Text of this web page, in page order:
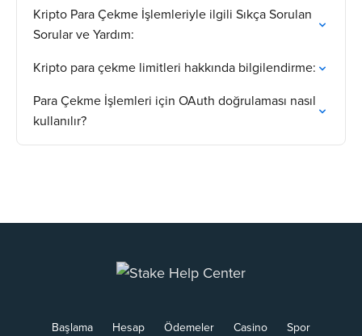
Kripto Para Çekme İşlemleriyle ilgili Sıkça Sorulan
Sorular ve Yardım:
Kripto para çekme limitleri hakkında bilgilendirme:
Para Çekme İşlemleri için OAuth doğrulaması nasıl
kullanılır?
Başlama Hesap Ödemeler Casino Spor